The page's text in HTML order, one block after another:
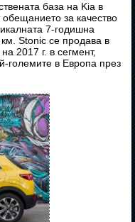
база на Kia в
за качество
7-годишна
Stonic се продава в
2017 г. в сегмент,
големите в Европа през